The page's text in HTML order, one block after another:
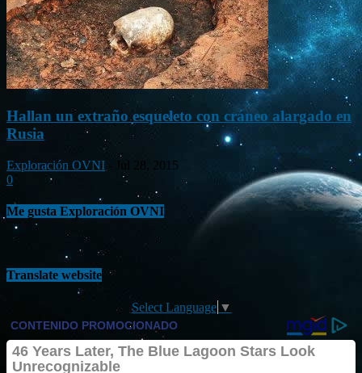
Hallan un extraño esqueleto con cráneo alargado en
Rusia
Exploración OVNI
Jul 28, 2015
0
Me gusta Exploración OVNI
Translate website
Select Language ▼